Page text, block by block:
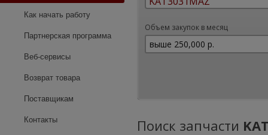
Как начать работу
Партнерская программа
Веб-сервисы
Возврат товара
Поставщикам
Контакты
Объем закупок в месяц
Поиск запчасти